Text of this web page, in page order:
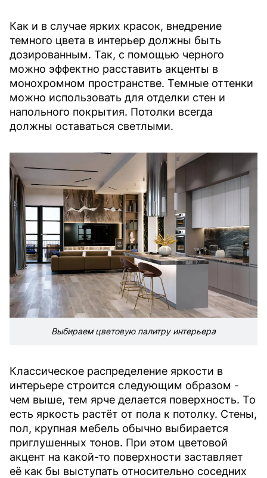
Как и в случае ярких красок, внедрение
темного цвета в интерьер должны быть
дозированным. Так, с помощью черного
можно эффектно расставить акценты в
монохромном пространстве. Темные оттенки
можно использовать для отделки стен и
напольного покрытия. Потолки всегда
должны оставаться светлыми.
Выбираем цветовую палитру интерьера
Классическое распределение яркости в
интерьере строится следующим образом -
чем выше, тем ярче делается поверхность. То
есть яркость растёт от пола к потолку. Стены,
пол, крупная мебель обычно выбирается
приглушенных тонов. При этом цветовой
акцент на какой-то поверхности заставляет
её как бы выступать относительно соседних